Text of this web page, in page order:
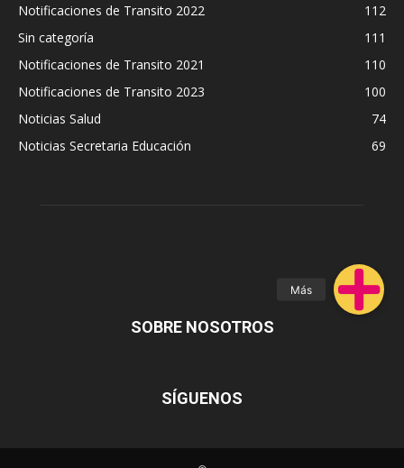
Notificaciones de Transito 2022
112
Sin categoría
111
Notificaciones de Transito 2021
110
Notificaciones de Transito 2023
100
Noticias Salud
74
Noticias Secretaria Educación
69
SOBRE NOSOTROS
SÍGUENOS